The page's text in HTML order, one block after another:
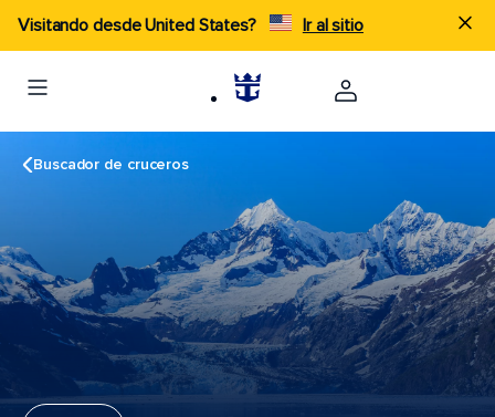
Visitando desde United States? Ir al sitio
Buscador de cruceros